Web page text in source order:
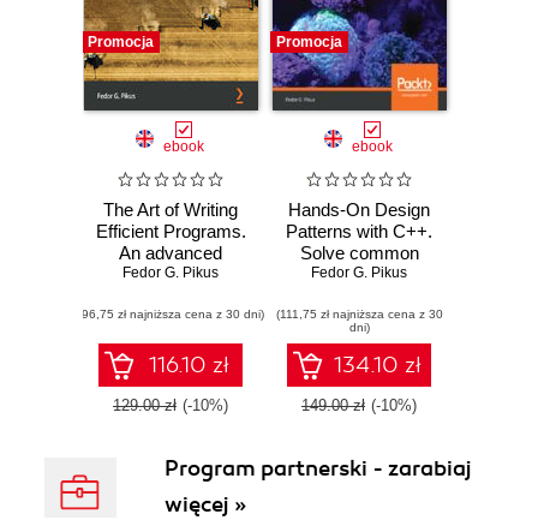
Promocja
ebook
The Art of Writing
Efficient Programs.
An advanced
programmer's
hardware utilization
and compiler
optimizations using
C++ examples
Fedor G. Pikus
(96,75 zł najniższa cena z 30 dni)
116.10 zł
129.00 zł (-10%)
Promocja
ebook
Hands-On Design
Patterns with C++.
Solve common
C++ problems with
patterns and build
robust applications
Fedor G. Pikus
(111,75 zł najniższa cena z 30
dni)
134.10 zł
149.00 zł (-10%)
Program partnerski - zarabiaj
więcej »